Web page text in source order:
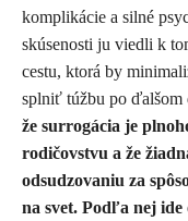
komplikácie a silné
skúsenosti ju viedli k
cestu, ktorá by
splniť túžbu po ďalšom
že surrogácia je
rodičovstvu a že
odsudzovaniu za
na svet. Podľa nej ide